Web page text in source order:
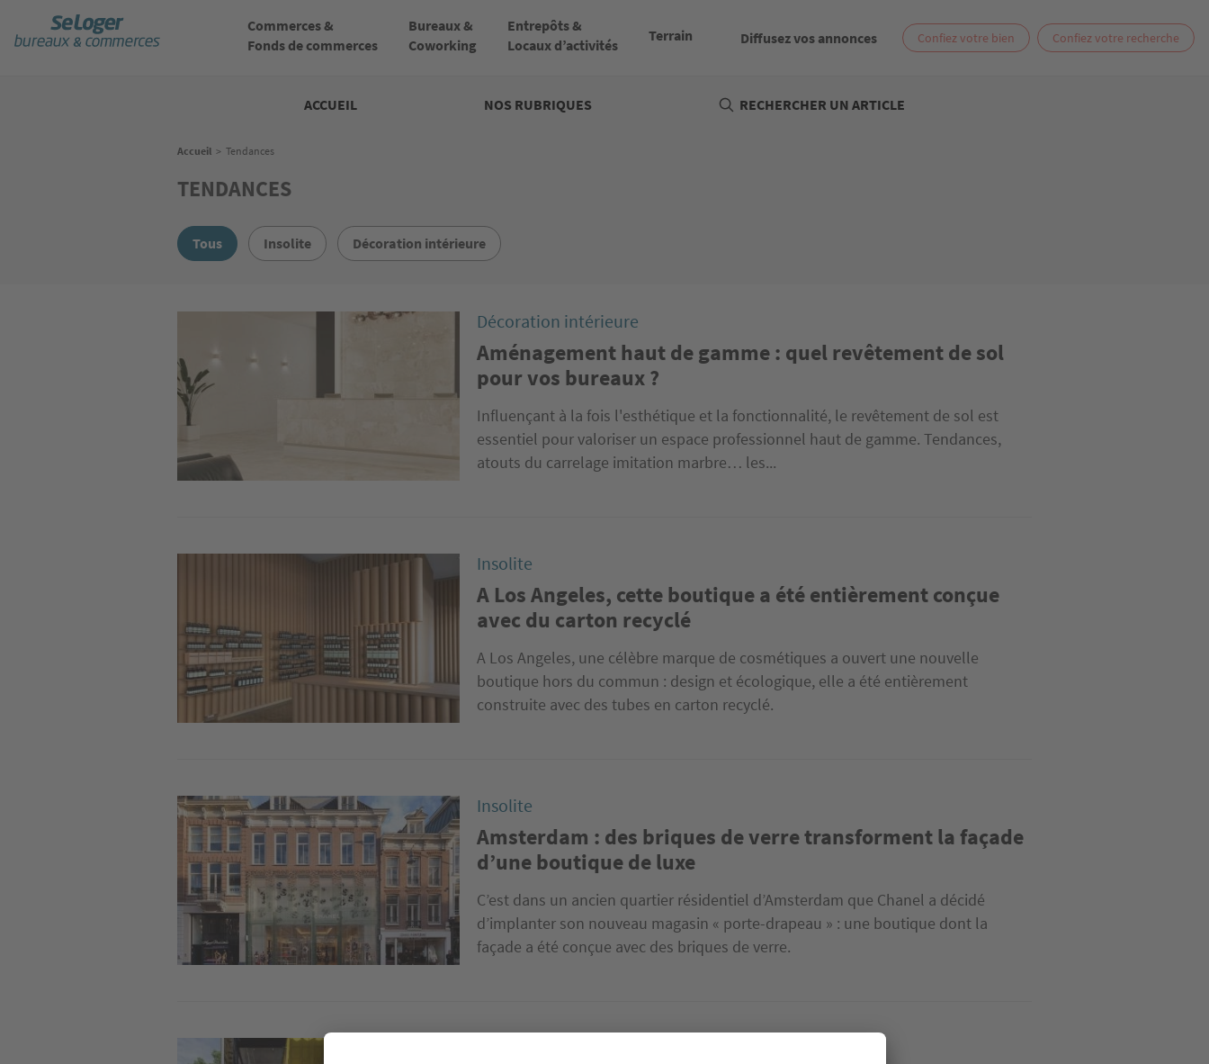
contenu
Commerces &
Fonds de commerces
Bureaux &
Coworking
Entrepôts &
Locaux d’activités
Terrain Diffusez vos annonces Confiez votre bien Confiez votre recherche
ACCUEIL NOS RUBRIQUES RECHERCHER UN ARTICLE
Fil
Accueil > Tendances
TENDANCES
Tous Insolite Décoration intérieure
Décoration intérieure
Aménagement haut de gamme : quel revêtement de sol
pour vos bureaux ?
Influençant à la fois l'esthétique et la fonctionnalité, le revêtement de sol est
essentiel pour valoriser un espace professionnel haut de gamme. Tendances,
atouts du carrelage imitation marbre… les...
Insolite
A Los Angeles, cette boutique a été entièrement conçue
avec du carton recyclé
A Los Angeles, une célèbre marque de cosmétiques a ouvert une nouvelle
boutique hors du commun : design et écologique, elle a été entièrement
construite avec des tubes en carton recyclé.
Image Insolite
Amsterdam : des briques de verre transforment la façade
d’une boutique de luxe
C’est dans un ancien quartier résidentiel d’Amsterdam que Chanel a décidé
d’implanter son nouveau magasin « porte-drapeau » : une boutique dont la
façade a été conçue avec des briques de verre.